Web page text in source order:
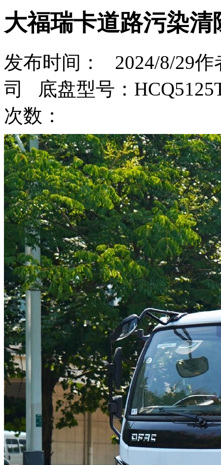
大福瑞卡道路污染清
发布时间： 2024/8/29
司 底盘型号：
次数：